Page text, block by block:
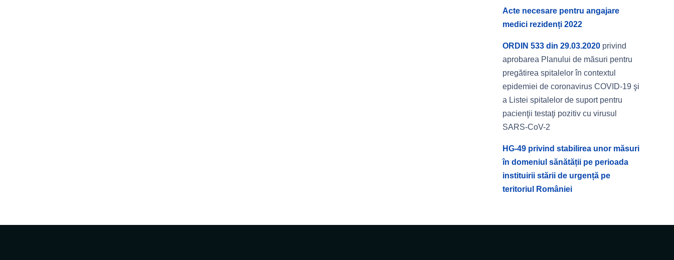
Acte necesare pentru angajare
medici rezidenți 2022
ORDIN 533 din 29.03.2020privind
aprobarea Planului de măsuri pentru
pregătirea spitalelor în contextul
epidemiei de coronavirus COVID-19 şi
a Listei spitalelor de suport pentru
pacienţii testaţi pozitiv cu virusul
SARS-CoV-2
HG-49 privind stabilirea unor măsuri
în domeniul sănătății pe perioada
instituirii stării de urgență pe
teritoriul României